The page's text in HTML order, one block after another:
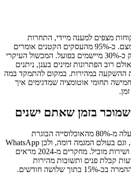
מצפים למענה מיידי, התחרות
מתחדדת ומרווח הטעות מצטמצם. כ‑95% מהעסקים הקטנים אומרים
שהם שוקלים אוטומציה אך רק כ‑30% מיישמים בפועל. המכשול העיקרי
רוב הפתרונות זמינים בענן, ניתנים
ההשקעה במהירות. במקום להתמקד במה
תחומי אוטומציה שמדגימים איך
למה WhatsApp? בישראל למעלה מ‑80% מהאוכלוסייה הבוגרת
משתמשת באפליקציה מדי יום, וגם בעולם המגמה דומה, ולכן WhatsApp
Business הפכה לערוץ מכירה ושירות מוביל. מחקרים מ‑2024 מראים
קבלת פנים ותשובות מהירות
שלושה חודשים.